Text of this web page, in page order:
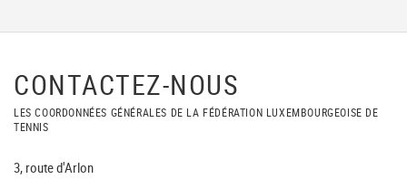
CONTACTEZ-NOUS
LES COORDONNÉES GÉNÉRALES DE LA FÉDÉRATION LUXEMBOURGEOISE DE
TENNIS
3, route d'Arlon